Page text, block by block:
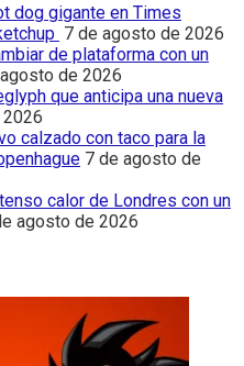
dog gigante en Times
7 de agosto de 2026
de plataforma con un
de 2026
que anticipa una nueva
calzado con taco para la
7 de agosto de
calor de Londres con un
agosto de 2026